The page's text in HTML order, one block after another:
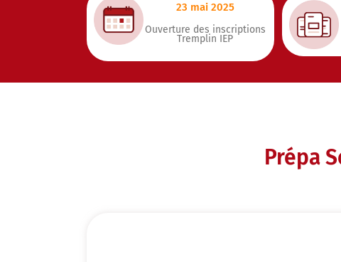
23 mai 2025
Ouverture des inscriptions
Tremplin IEP
Prépa